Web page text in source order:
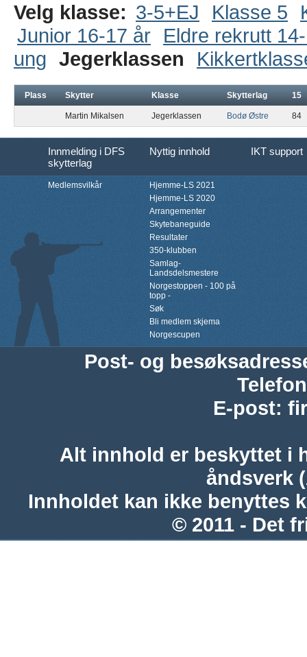
Velg klasse: 3-5+EJ Klasse 5
Junior 16-17 år
Eldre rekrutt
ung Jegerklassen
Plass Skytter Klasse Skytterlag 15
Martin Mikalsen Jegerklassen Bodø Østre 84
Innmelding i DFS
skytterlag
Nyttig innhold IKT support
Medlemsvilkår
Hjemme-LS 2021
Hjemme-LS 2020
Arrangementer
Skytebaneguide
Resultater
350-klubben
Samlag-
Landsdelsmestere
Norgestoppen - 100 på
topp -
Søk
Bli medlem skjema
Norgescupen
Post- og
Telefon
E-post:
Alt innhold er beskyttet i
åndsverk
Innholdet kan ikke benyttes
© 2011 - Det